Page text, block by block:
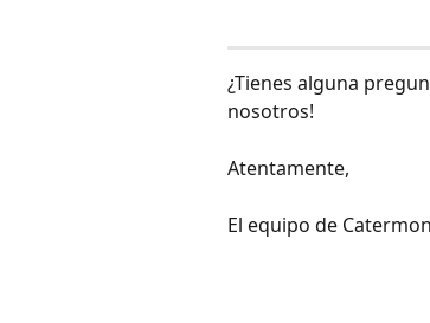
¿Tienes alguna
nosotros!
Atentamente,
El equipo de